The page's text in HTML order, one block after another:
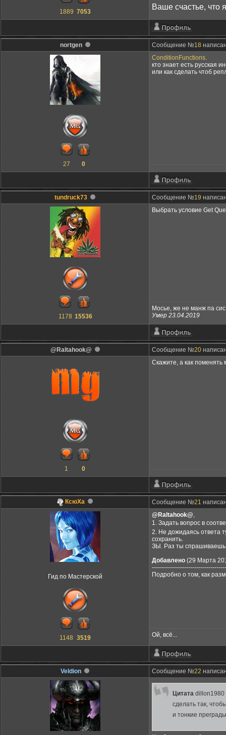
1889 7053
Ваше счастье, что
nortgen Сообщение №18
27 0
ConditionFunctions.
кто знает есть русская
или как сделать чтоб
tundruck73 Сообщение №19
1178 15536
Выбрать условие Get
Мосье, же не манж па
Умер 23.04.2019
@Raltahook@ Сообщение №20
1 0
Скажите, а как поменять
КсюXa Сообщение №21
Гид по Мастерской
1148 3519
@Raltahook@,
1. Задать вопрос в
2. Не дожидаясь ответа
сохранить.
ЗЫ. Раз ты
Добавлено (29 Марта
Подробно о том, как
Ой, всё...
Veldion Сообщение №22
Цитата dillon1980
сделать так,
и тонкие